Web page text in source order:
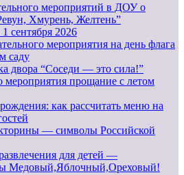
мероприятий в ДОУ о
Хмурень, Желтень”
сентября 2026
мероприятия на день флага
саду
двора “Соседи — это сила!”
мероприятия прощание с летом
как рассчитать меню на
— символы Российской
для детей —
Медовый,Яблочный,Ореховый!